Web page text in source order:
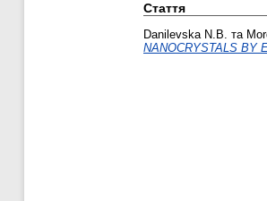
Стаття
Danilevska N.B. та
NANOCRYSTALS BY